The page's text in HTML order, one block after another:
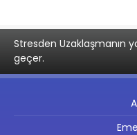
Stresden Uzaklaşmanın
geçer.